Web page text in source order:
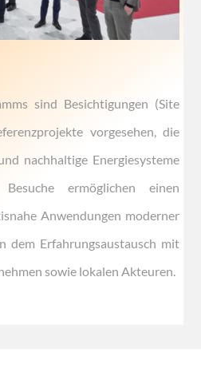
sind Besichtigungen (Site
vorgesehen, die
nachhaltige Energiesysteme
ermöglichen einen
Anwendungen moderner
dem Erfahrungsaustausch mit
sowie lokalen Akteuren.